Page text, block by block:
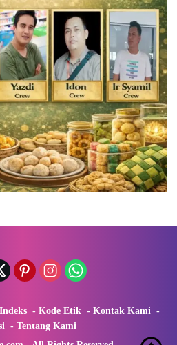
Indeks Kode Etik
Kontak Kami
Tentang Kami